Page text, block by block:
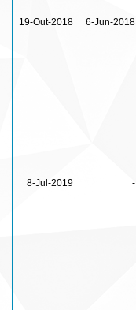
19-Out-2018 6-Jun-2018
8-Jul-2019 -